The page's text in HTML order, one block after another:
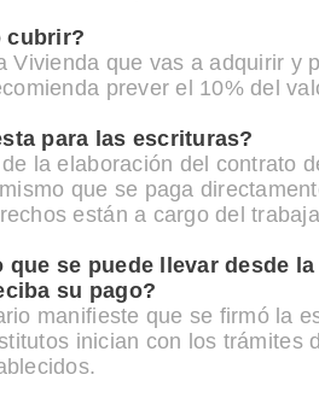
cubrir?
Vivienda que vas a adquirir y
prever el 10% del
para las escrituras?
la elaboración del contrato
que se paga
están a cargo del
que se puede llevar desde
su pago?
manifieste que se firmó la
inician con los trámites